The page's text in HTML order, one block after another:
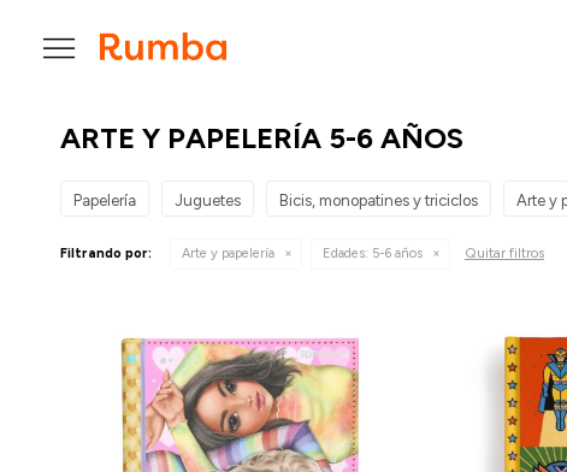

ARTE Y PAPELERÍA 5-6 AÑOS
Papelería Juguetes Bicis, monopatines y triciclos Arte y
Filtrando por: Arte y papelería Edades: 5-6 años Quitar filtros